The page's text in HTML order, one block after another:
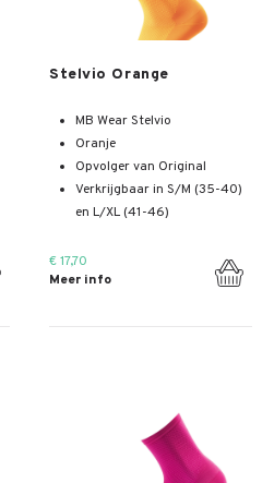
Stelvio Orange
MB Wear Stelvio
Oranje
Opvolger van Original
Verkrijgbaar in S/M (35-40)
en L/XL (41-46)
€ 17,70
Meer info